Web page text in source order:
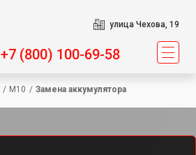
улица Чехова, 19
+7 (800) 100-69-58
/ M10 / Замена аккумулятора